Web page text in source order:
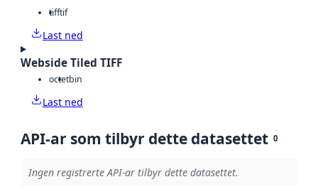
tifftif
Last ned
Webside Tiled TIFF
octetbin
Last ned
API-ar som tilbyr dette datasettet 0
Ingen registrerte API-ar tilbyr dette datasettet.